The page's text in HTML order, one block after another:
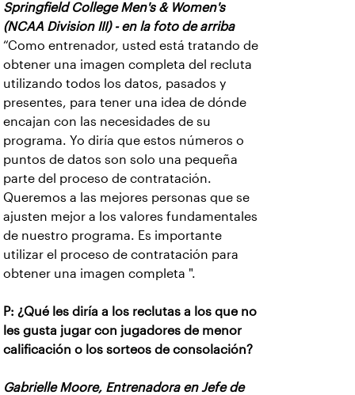
Springfield College Men's & Women's
(NCAA Division III) - en la foto de arriba
“Como entrenador, usted está tratando de
obtener una imagen completa del recluta
utilizando todos los datos, pasados y
presentes, para tener una idea de dónde
encajan con las necesidades de su
programa. Yo diría que estos números o
puntos de datos son solo una pequeña
parte del proceso de contratación.
Queremos a las mejores personas que se
ajusten mejor a los valores fundamentales
de nuestro programa. Es importante
utilizar el proceso de contratación para
obtener una imagen completa ".
P: ¿Qué les diría a los reclutas a los que no
les gusta jugar con jugadores de menor
calificación o los sorteos de consolación?
Gabrielle Moore, Entrenadora en Jefe de